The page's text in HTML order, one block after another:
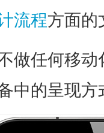
流程方面的
做任何移
中的呈现